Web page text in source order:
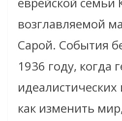
возглавляемой
Сарой. События
1936 году, когда
как изменить